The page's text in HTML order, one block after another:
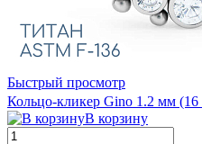
Быстрый просмотр
Кольцо-кликер Gino 1.2 мм (16
В корзину